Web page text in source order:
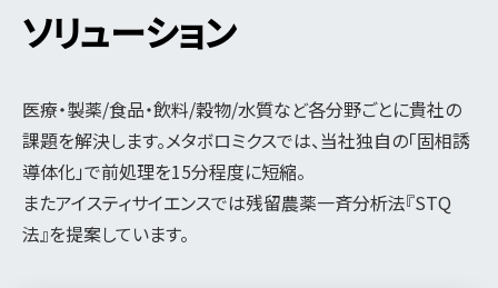
ソリューション
医療・製薬/食品・飲料/穀物/水質など各分野ごとに貴社の
課題を解決します。メタボロミクスでは、当社独自の「固相誘
導体化」で前処理を15分程度に短縮。
またアイスティサイエンスでは残留農薬一斉分析法『STQ
法』を提案しています。